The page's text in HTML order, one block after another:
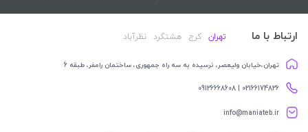
ارتباط با ما تهران کرج هشتگرد نظرآباد
تهران،خیابان ولیعصر، نرسیده به سه راه جمهوری، ساختمان رامفر، طبقه 6
02166174826 | 09126668608
info@maniateb.ir